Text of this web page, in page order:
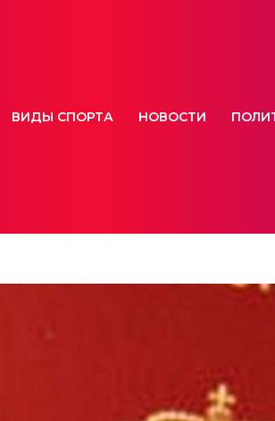
ВИДЫ СПОРТА НОВОСТИ